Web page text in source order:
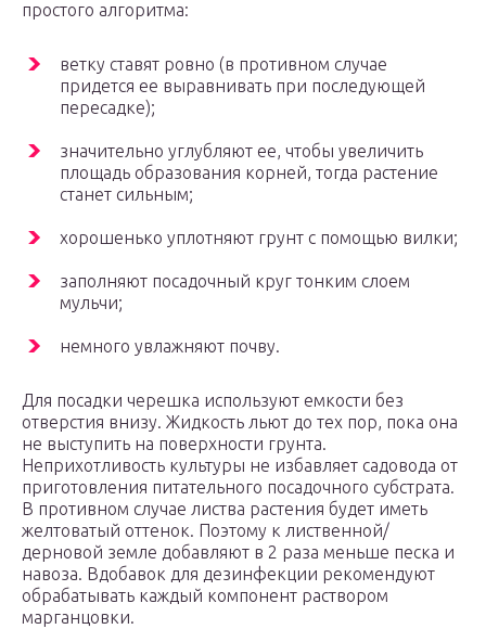
простого алгоритма:
ветку ставят ровно (в противном случае
придется ее выравнивать при последующей
пересадке);
значительно углубляют ее, чтобы увеличить
площадь образования корней, тогда растение
станет сильным;
хорошенько уплотняют грунт с помощью вилки;
заполняют посадочный круг тонким слоем
мульчи;
немного увлажняют почву.
Для посадки черешка используют емкости без
отверстия внизу. Жидкость льют до тех пор, пока она
не выступить на поверхности грунта.
Неприхотливость культуры не избавляет садовода от
приготовления питательного посадочного субстрата.
В противном случае листва растения будет иметь
желтоватый оттенок. Поэтому к лиственной/
дерновой земле добавляют в 2 раза меньше песка и
навоза. Вдобавок для дезинфекции рекомендуют
обрабатывать каждый компонент раствором
марганцовки.